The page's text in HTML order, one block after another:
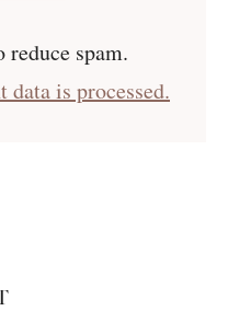
spam.
is processed.